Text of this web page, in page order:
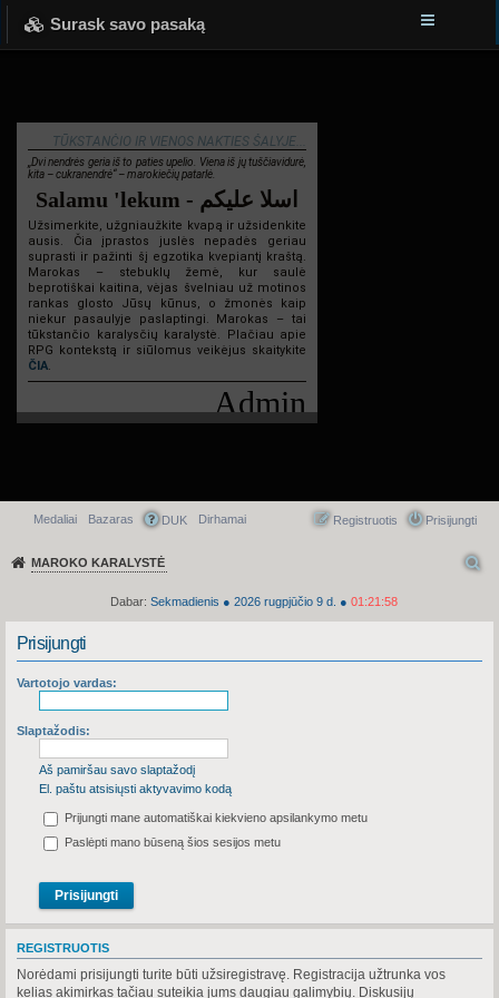
Surask savo pasaką
TŪKSTANČIO IR VIENOS NAKTIES ŠALYJE...
„Dvi nendrės geria iš to paties upelio. Viena iš jų tuščiavidurė,
kita – cukranendrė“ – marokiečių patarlė.
Salamu 'lekum - اسلا عليكم
Užsimerkite, užgniaužkite kvapą ir užsidenkite
ausis. Čia įprastos juslės nepadės geriau
suprasti ir pažinti šį egzotika kvepiantį kraštą.
Marokas – stebuklų žemė, kur saulė
beprotiškai kaitina, vėjas švelniau už motinos
rankas glosto Jūsų kūnus, o žmonės kaip
niekur pasaulyje paslaptingi. Marokas – tai
tūkstančio karalysčių karalystė. Plačiau apie
RPG kontekstą ir siūlomus veikėjus skaitykite
ČIA.
Admin
Greitasis meniu
Medaliai Bazaras DUK Dirhamai Prisijungti
Registruotis
MAROKO KARALYSTĖ
Dabar: Sekmadienis ● 2026 rugpjūčio 9 d. ● 01:21:58
Prisijungti
Vartotojo vardas:
Slaptažodis:
Aš pamiršau savo slaptažodį
El. paštu atsisiųsti aktyvavimo kodą
Prijungti mane automatiškai kiekvieno apsilankymo metu
Paslėpti mano būseną šios sesijos metu
REGISTRUOTIS
Norėdami prisijungti turite būti užsiregistravę. Registracija užtrunka vos
kelias akimirkas tačiau suteikia jums daugiau galimybių. Diskusijų